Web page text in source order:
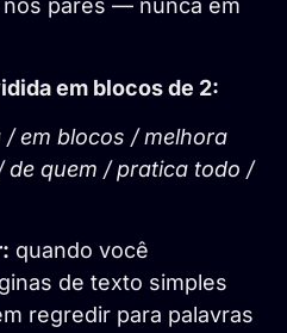
pares — nunca em
em blocos de 2:
/ em blocos / melhora
de quem / pratica todo /
quando você
de texto simples
regredir para palavras